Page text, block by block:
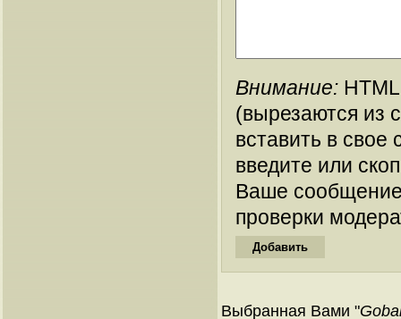
Внимание:
(вырезаются из
вставить в
введите или
Ваше
проверки
Выбранная Вами "